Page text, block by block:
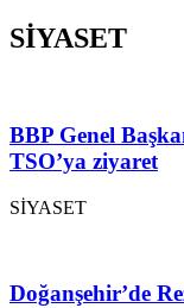
SİYASET
BBP Genel
TSO’ya ziyaret
SİYASET
Doğanşehir’de